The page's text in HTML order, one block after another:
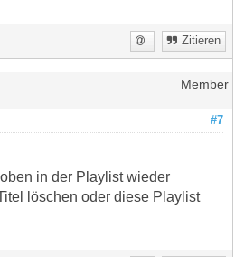
Zitieren
Member
#7
in der Playlist wieder
löschen oder diese Playlist